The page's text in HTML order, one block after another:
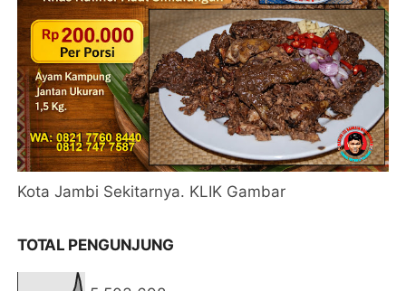
Kota Jambi Sekitarnya. KLIK Gambar
TOTAL PENGUNJUNG